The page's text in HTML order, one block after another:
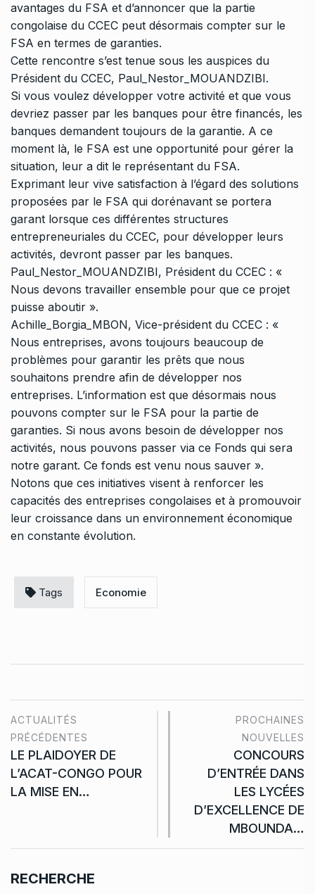
avantages du FSA et d’annoncer que la partie
congolaise du CCEC peut désormais compter sur le
FSA en termes de garanties.
Cette rencontre s’est tenue sous les auspices du
Président du CCEC, Paul_Nestor_MOUANDZIBI.
Si vous voulez développer votre activité et que vous
devriez passer par les banques pour être financés, les
banques demandent toujours de la garantie. A ce
moment là, le FSA est une opportunité pour gérer la
situation, leur a dit le représentant du FSA.
Exprimant leur vive satisfaction à l’égard des solutions
proposées par le FSA qui dorénavant se portera
garant lorsque ces différentes structures
entrepreneuriales du CCEC, pour développer leurs
activités, devront passer par les banques.
Paul_Nestor_MOUANDZIBI, Président du CCEC : «
Nous devons travailler ensemble pour que ce projet
puisse aboutir ».
Achille_Borgia_MBON, Vice-président du CCEC : «
Nous entreprises, avons toujours beaucoup de
problèmes pour garantir les prêts que nous
souhaitons prendre afin de développer nos
entreprises. L’information est que désormais nous
pouvons compter sur le FSA pour la partie de
garanties. Si nous avons besoin de développer nos
activités, nous pouvons passer via ce Fonds qui sera
notre garant. Ce fonds est venu nous sauver ».
Notons que ces initiatives visent à renforcer les
capacités des entreprises congolaises et à promouvoir
leur croissance dans un environnement économique
en constante évolution.
Tags Economie
ACTUALITÉS
PRÉCÉDENTES
LE PLAIDOYER DE
L’ACAT-CONGO POUR
LA MISE EN…
PROCHAINES
NOUVELLES
CONCOURS
D’ENTRÉE DANS
LES LYCÉES
D’EXCELLENCE DE
MBOUNDA…
RECHERCHE